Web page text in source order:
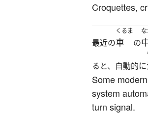
Croquettes,
最近の
くるま
車 の
ると、自動的に
Some
system
turn signal.